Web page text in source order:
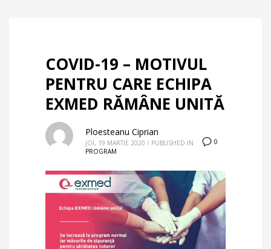
COVID-19 – MOTIVUL
PENTRU CARE ECHIPA
EXMED RĂMÂNE UNITĂ
0
Ploesteanu Ciprian
JOI, 19 MARTIE 2020 / PUBLISHED IN
PROGRAM